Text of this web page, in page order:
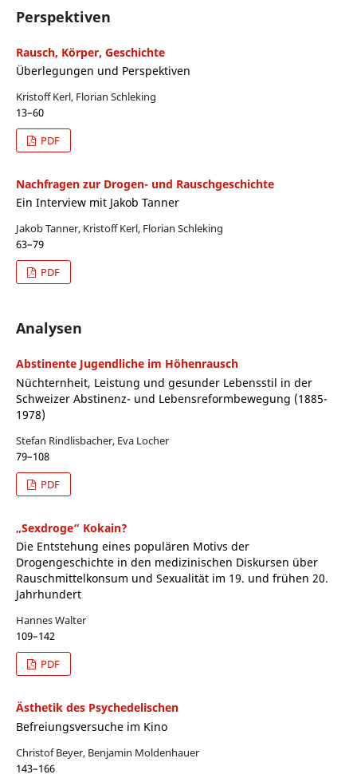
Perspektiven
Rausch, Körper, Geschichte
Überlegungen und Perspektiven
Kristoff Kerl, Florian Schleking
13–60
PDF
Nachfragen zur Drogen- und Rauschgeschichte
Ein Interview mit Jakob Tanner
Jakob Tanner, Kristoff Kerl, Florian Schleking
63–79
PDF
Analysen
Abstinente Jugendliche im Höhenrausch
Nüchternheit, Leistung und gesunder Lebensstil in der
Schweizer Abstinenz- und Lebensreformbewegung (1885-
1978)
Stefan Rindlisbacher, Eva Locher
79–108
PDF
„Sexdroge“ Kokain?
Die Entstehung eines populären Motivs der
Drogengeschichte in den medizinischen Diskursen über
Rauschmittelkonsum und Sexualität im 19. und frühen 20.
Jahrhundert
Hannes Walter
109–142
PDF
Ästhetik des Psychedelischen
Befreiungsversuche im Kino
Christof Beyer, Benjamin Moldenhauer
143–166